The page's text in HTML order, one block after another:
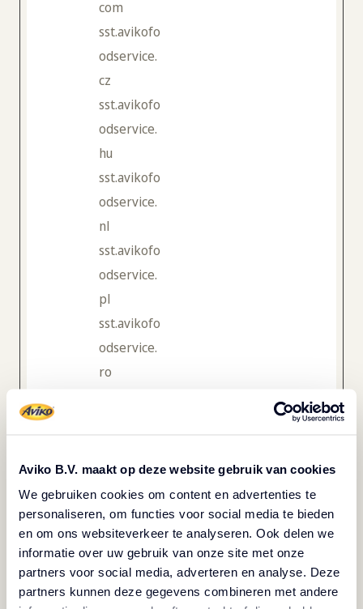
Aviko B.V. maakt op deze website gebruik van cookies
We gebruiken cookies om content en advertenties te
personaliseren, om functies voor social media te bieden
en om ons websiteverkeer te analyseren. Ook delen we
informatie over uw gebruik van onze site met onze
partners voor social media, adverteren en analyse. Deze
partners kunnen deze gegevens combineren met andere
com
sst.avikofo
odservice.
cz
sst.avikofo
odservice.
hu
sst.avikofo
odservice.
nl
sst.avikofo
odservice.
pl
sst.avikofo
odservice.
ro
sst.corpor
ate.aviko.c
om
sst.rixona.
com
www2.avik